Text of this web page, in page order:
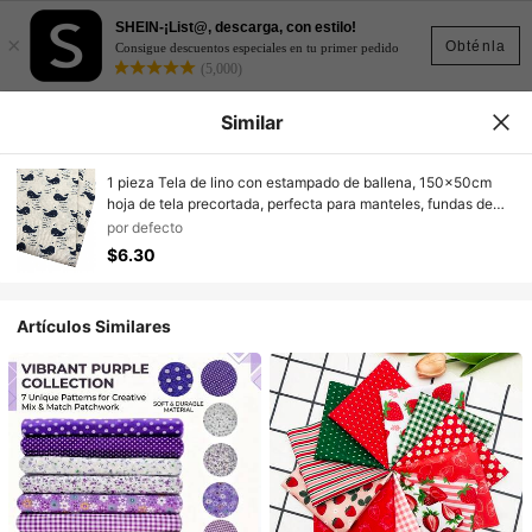
Obténla
×
SHEIN-¡List@, descarga, con estilo!
Consigue descuentos especiales en tu primer pedido
(5,000)
Similar
1 pieza Tela de lino con estampado de ballena, 150x50cm
hoja de tela precortada, perfecta para manteles, fundas de
almohada y accesorios decorativos para el hogar, tela de
decoración del hogar | Tela con estampado de animales |
Decoración del hogar duradera, tela de lino
por defecto
$6.30
Artículos Similares